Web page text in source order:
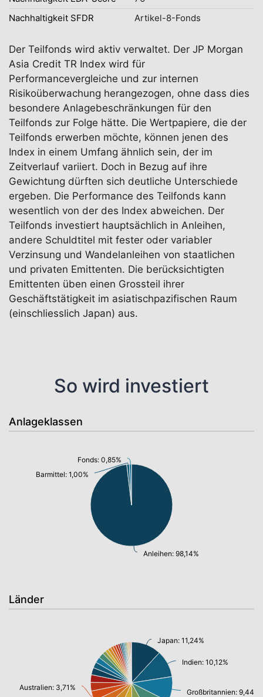
Nachhaltigkeit SFDR
Artikel-8-Fonds
Der Teilfonds wird aktiv verwaltet. Der JP Morgan
Asia Credit TR Index wird für
Performancevergleiche und zur internen
Risikoüberwachung herangezogen, ohne dass dies
besondere Anlagebeschränkungen für den
Teilfonds zur Folge hätte. Die Wertpapiere, die der
Teilfonds erwerben möchte, können jenen des
Index in einem Umfang ähnlich sein, der im
Zeitverlauf variiert. Doch in Bezug auf ihre
Gewichtung dürften sich deutliche Unterschiede
ergeben. Die Performance des Teilfonds kann
wesentlich von der des Index abweichen. Der
Teilfonds investiert hauptsächlich in Anleihen,
andere Schuldtitel mit fester oder variabler
Verzinsung und Wandelanleihen von staatlichen
und privaten Emittenten. Die berücksichtigten
Emittenten üben einen Grossteil ihrer
Geschäftstätigkeit im asiatischpazifischen Raum
(einschliesslich Japan) aus.
So wird investiert
Anlageklassen
Anleihen: 98,14%
Barmittel: 1,00%
Fonds: 0,85%
Länder
Japan: 11,24%
Indien: 10,12%
Großbritannien: 9,44%
Australien: 3,71%